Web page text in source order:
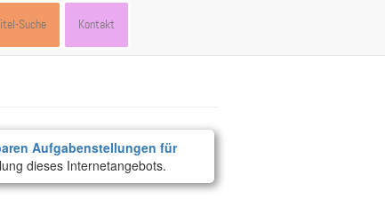
Suche Kontakt
Aufgabenstellungen für
dieses Internetangebots.